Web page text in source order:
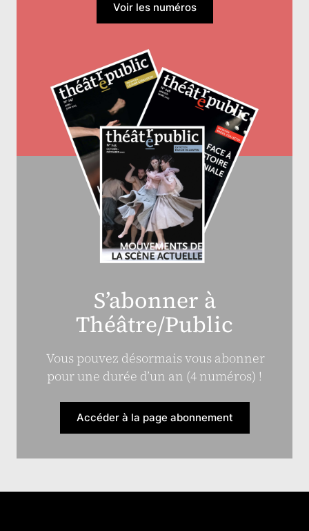
Voir les numéros
S’abonner à
Théâtre/Public
Vous pouvez désormais vous abonner
pour une durée d’un an (4 numéros) !
Accéder à la page abonnement